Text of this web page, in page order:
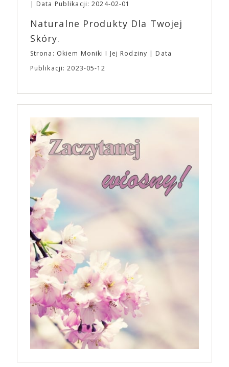
Data Publikacji: 2024-02-01
Naturalne Produkty Dla Twojej
Skóry.
Strona: Okiem Moniki I Jej Rodziny
Data
Publikacji: 2023-05-12